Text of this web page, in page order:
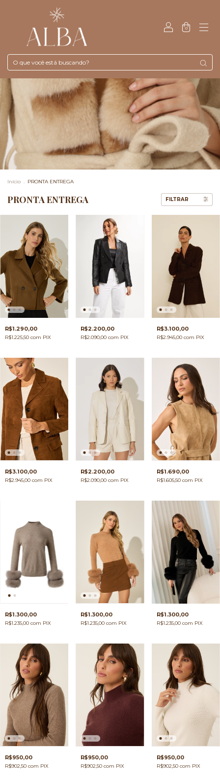
0
Início . PRONTA ENTREGA
PRONTA ENTREGA FILTRAR
R$1.290,00
R$1.225,50 com PIX
R$2.200,00
R$2.090,00com PIX
R$3.100,00
R$2.945,00 com PIX
R$3.100,00
R$2.945,00 com PIX
R$2.200,00
R$2.090,00com PIX
R$1.690,00
R$1.605,50 com PIX
R$1.300,00
R$1.235,00 com PIX
R$1.300,00
R$1.235,00com PIX
R$1.300,00
R$1.235,00 com PIX
R$950,00
R$902,50 com PIX
R$950,00
R$902,50com PIX
R$950,00
R$902,50 com PIX